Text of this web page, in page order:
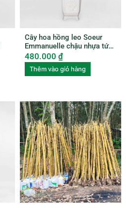
Cây hoa hồng leo Soeur
Emmanuelle chậu nhựa tứ
quý ROSE002
480.000 ₫
Thêm vào giỏ hàng